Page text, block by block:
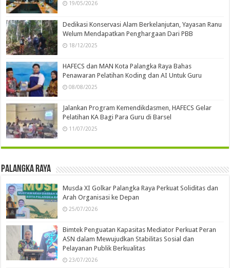
19/05/2026
Dedikasi Konservasi Alam Berkelanjutan, Yayasan Ranu
Welum Mendapatkan Penghargaan Dari PBB
18/12/2025
HAFECS dan MAN Kota Palangka Raya Bahas
Penawaran Pelatihan Koding dan AI Untuk Guru
08/08/2025
Jalankan Program Kemendikdasmen, HAFECS Gelar
Pelatihan KA Bagi Para Guru di Barsel
11/07/2025
Palangka Raya
Musda XI Golkar Palangka Raya Perkuat Soliditas dan
Arah Organisasi ke Depan
25/07/2026
Bimtek Penguatan Kapasitas Mediator Perkuat Peran
ASN dalam Mewujudkan Stabilitas Sosial dan
Pelayanan Publik Berkualitas
23/07/2026